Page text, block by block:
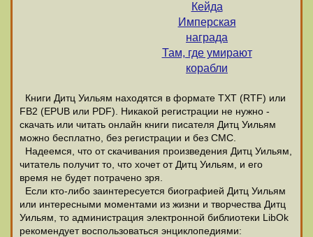
Кейда
Имперская
награда
Там, где умирают
корабли
Книги Дитц Уильям находятся в формате ТХТ (RTF) или
FB2 (EPUB или PDF). Никакой регистрации не нужно -
скачать или читать онлайн книги писателя Дитц Уильям
можно бесплатно, без регистрации и без СМС.
Надеемся, что от скачивания произведения Дитц Уильям,
читатель получит то, что хочет от Дитц Уильям, и его
время не будет потрачено зря.
Если кто-либо заинтересуется биографией Дитц Уильям
или интересными моментами из жизни и творчества Дитц
Уильям, то администрация электронной библиотеки LibOk
рекомендует воспользоваться энциклопедиями: